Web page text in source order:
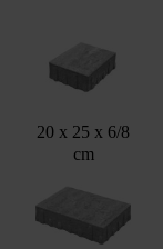
20 x 25 x 6/8
cm